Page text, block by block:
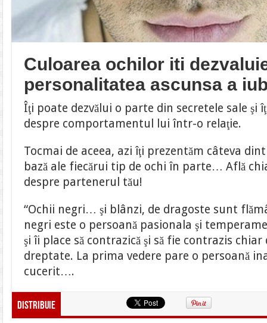
Culoarea ochilor iti
personalitatea ascunsa a
Îţi poate dezvălui o parte din secretele sale şi
despre comportamentul lui într-o relaţie.
Tocmai de aceea, azi îţi prezentăm câteva
bază ale fiecărui tip de ochi în parte… Află
despre partenerul tău!
“Ochii negri… şi blânzi, de dragoste sunt
negri este o persoană pasionala şi
şi îi place să contrazică şi să fie contrazis chiar
dreptate. La prima vedere pare o persoană
cucerit….
Distribuie